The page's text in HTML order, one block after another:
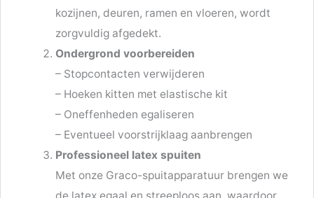
kozijnen, deuren, ramen en vloeren, wordt
zorgvuldig afgedekt.
Ondergrond voorbereiden
– Stopcontacten verwijderen
– Hoeken kitten met elastische kit
– Oneffenheden egaliseren
– Eventueel voorstrijklaag aanbrengen
Professioneel latex spuiten
Met onze Graco-spuitapparatuur brengen we
de latex egaal en streeploos aan, waardoor